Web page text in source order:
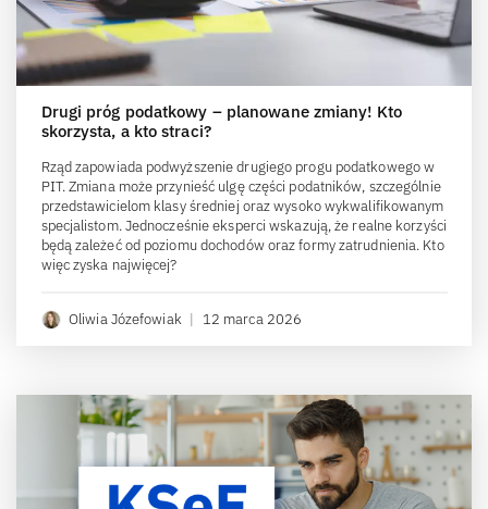
Drugi próg podatkowy – planowane zmiany! Kto
skorzysta, a kto straci?
Rząd zapowiada podwyższenie drugiego progu podatkowego w
PIT. Zmiana może przynieść ulgę części podatników, szczególnie
przedstawicielom klasy średniej oraz wysoko wykwalifikowanym
specjalistom. Jednocześnie eksperci wskazują, że realne korzyści
będą zależeć od poziomu dochodów oraz formy zatrudnienia. Kto
więc zyska najwięcej?
Oliwia Józefowiak | 12 marca 2026